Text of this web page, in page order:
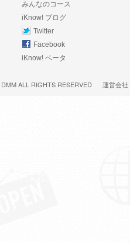
みんなのコース
iKnow! ブログ
Twitter
Facebook
iKnow! ベータ
DMMALL RIGHTS RESERVED 運営会社